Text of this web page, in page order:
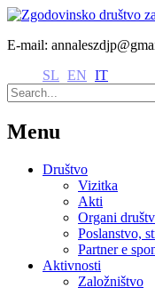
E-mail:
SL EN IT
Menu
Društvo
Vizitka
Akti
Organi
Poslanstvo,
Partner e
Aktivnosti
Založništvo